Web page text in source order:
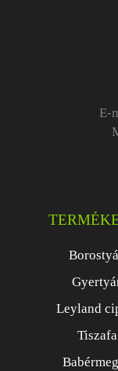
E-
Leyland
Tiszafa